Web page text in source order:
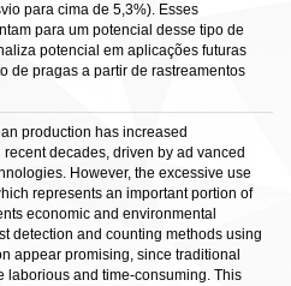
para cima de 5,3%). Esses
para um potencial desse tipo de
potencial em aplicações futuras
de pragas a partir de rastreamentos
production has increased
decades, driven by ad vanced
However, the excessive use
represents an important portion of
economic and environmental
detection and counting methods using
appear promising, since traditional
laborious and time-consuming. This